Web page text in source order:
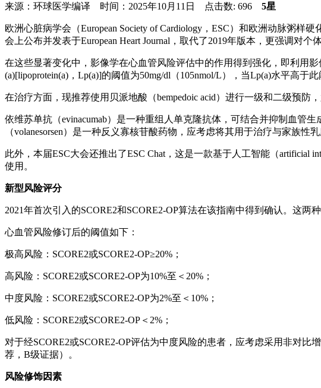
来源：环球医学编译 时间：2025年10月11日 点击数: 696 5星
欧洲心脏病学会（European Society of Cardiology，ESC）和欧洲动脉粥样
会上公布并发表于European Heart Journal，取代了2019年版本，更强调对个
在这些显著变化中，影像学在心血管风险评估中的作用得到强化，即利用
(a)[lipoprotein(a)，Lp(a)]的阈值为50mg/dl（105nmol/L），当Lp(a)水平高于
在治疗方面，现推荐使用贝派地酸（bempedoic acid）进行一级和二级预防
依维苏单抗（evinacumab）是一种重组人单克隆抗体，可结合并抑制血管
（volanesorsen）是一种反义寡核苷酸药物，应考虑将其用于治疗与家族性
此外，本届ESC大会还推出了ESC Chat，这是一款基于人工智能（
使用。
新型风险评分
2021年首次引入的SCORE2和SCORE2-OP算法在该指南中得到确认。这
心血管风险修订后的阈值如下：
极高风险：SCORE2或SCORE2-OP≥20%；
高风险：SCORE2或SCORE2-OP为10%至＜20%；
中度风险：SCORE2或SCORE2-OP为2%至＜10%；
低风险：SCORE2或SCORE2-OP＜2%；
对于经SCORE2或SCORE2-OP评估为中度风险的患者，应考虑采用非对
荐，B级证据）。
风险修饰因素